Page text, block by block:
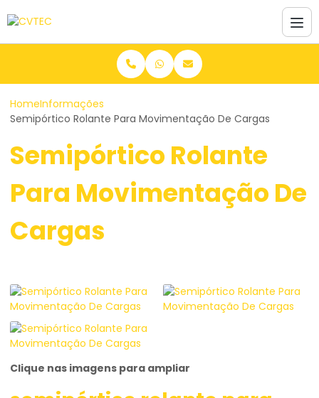
HomeInformações
Semipórtico Rolante Para Movimentação De Cargas
Semipórtico Rolante
Para Movimentação De
Cargas
Clique nas imagens para ampliar